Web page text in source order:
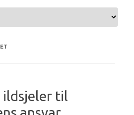
ildsjeler til